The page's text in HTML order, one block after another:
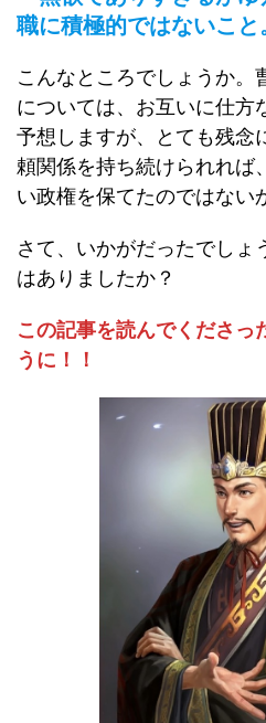
職に積極的ではないこと
こんなところでしょうか。
については、お互いに仕方
予想しますが、とても残念
頼関係を持ち続けられれば
い政権を保てたのではない
さて、いかがだったでしょ
はありましたか？
この記事を読んでくださっ
うに！！